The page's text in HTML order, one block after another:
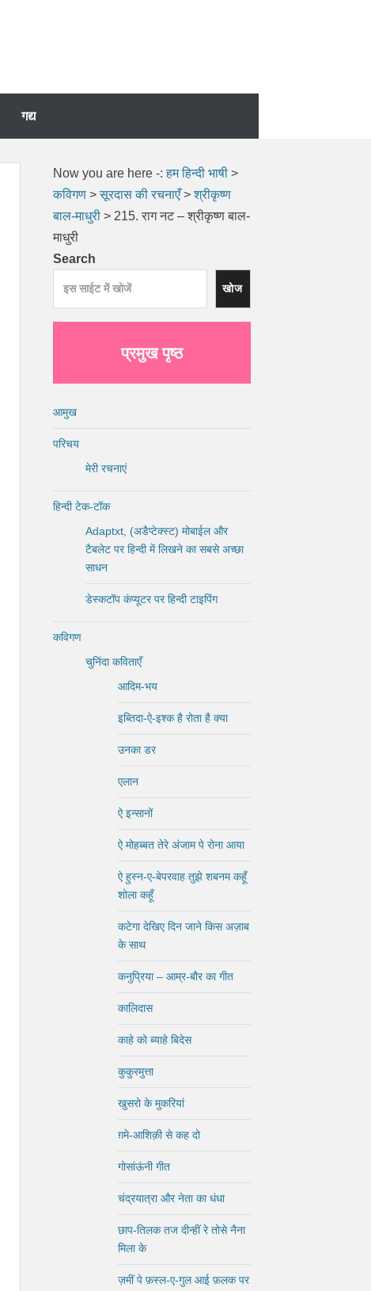
गद्य
Now you are here -: हम हिन्दी भाषी >
कविगण >सूरदास की रचनाएँ>श्रीकृष्ण
बाल-माधुरी > 215. राग नट – श्रीकृष्ण बाल-
माधुरी
Search
खोज
प्रमुख पृष्ठ
आमुख
परिचय
मेरी रचनाएं
हिन्दी टेक-टॉक
Adaptxt, (अडैप्टेक्स्ट) मोबाईल और
टैबलेट पर हिन्दी में लिखने का सबसे अच्छा
साधन
डेस्कटॉप कंप्यूटर पर हिन्दी टाइपिंग
कविगण
चुनिंदा कविताएँ
आदिम-भय
इब्तिदा-ऐ-इश्क है रोता है क्या
उनका डर
एलान
ऐ इन्सानों
ऐ मोहब्बत तेरे अंजाम पे रोना आया
ऐ हुस्न-ए-बेपरवाह तुझे शबनम कहूँ
शोला कहूँ
कटेगा देखिए दिन जाने किस अज़ाब
के साथ
कनुप्रिया – आम्र-बौर का गीत
कालिदास
काहे को ब्याहे बिदेस
कुकुरमुत्ता
खुसरो के मुकरियां
ग़मे-आशिक़ी से कह दो
गोसांऊंनी गीत
चंद्रयात्रा और नेता का धंधा
छाप-तिलक तज दीन्हीं रे तोसे नैना
मिला के
ज़मीं पे फ़स्ल-ए-गुल आई फ़लक पर